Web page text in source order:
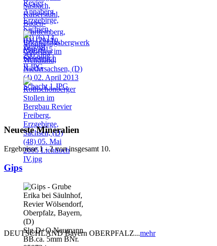
Neueste Mineralien
Ergebnisse 1 - 2 von insgesamt 10.
Gips
DEUTSCHLAND Bayern OBERPFALZ...mehr